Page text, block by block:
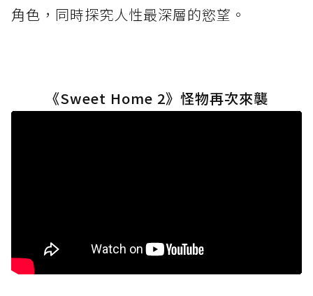
角色，同時探究人性最深層的慾望。
《Sweet Home 2》怪物再次來襲